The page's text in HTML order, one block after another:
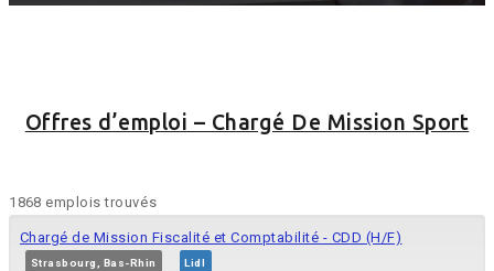
Offres d’emploi – Chargé De Mission Sport
1868 emplois trouvés
Chargé de Mission Fiscalité et Comptabilité - CDD (H/F)
Strasbourg, Bas-Rhin Lidl